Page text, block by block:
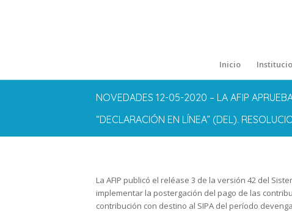
Inicio
NOVEDADES 12-05-2020 – LA AFIP
“DECLARACIÓN EN LÍNEA” (DEL).
La AFIP publicó el reléase 3 de la versión 42 del
implementar la postergación del pago de las
contribución con destino al SIPA del período